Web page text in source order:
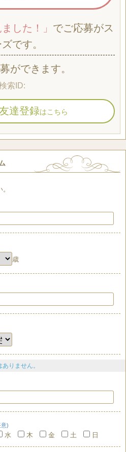
した！」 でご応募がス
です。
ができます。
達登録はこちら
歳
りません。
)
水 木 金 土 日